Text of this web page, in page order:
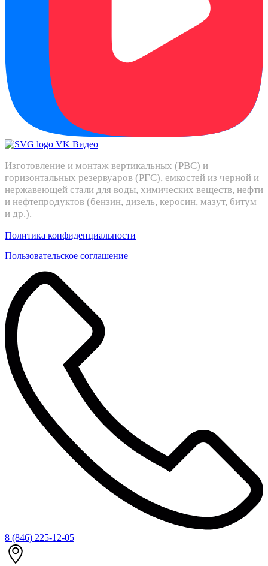
Изготовление и монтаж вертикальных (РВС) и
горизонтальных резервуаров (РГС), емкостей из черной и
нержавеющей стали для воды, химических веществ, нефти
и нефтепродуктов (бензин, дизель, керосин, мазут, битум
и др.).
Политика конфиденциальности
Пользовательское соглашение
8 (846) 225-12-05